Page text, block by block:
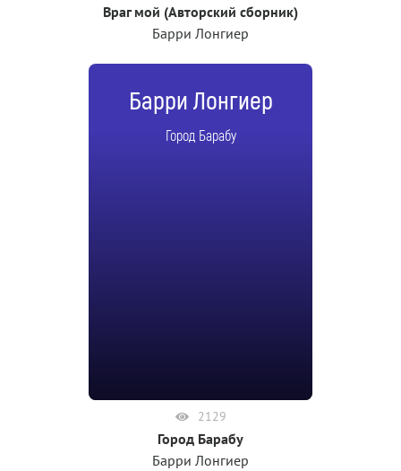
Враг мой (Авторский сборник)
Барри Лонгиер
Барри Лонгиер
Город Барабу
2129
Город Барабу
Барри Лонгиер